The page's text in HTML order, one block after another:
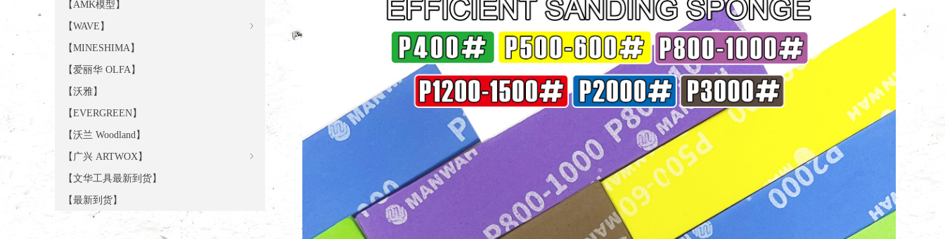
【AMK模型】
ꁇ
【WAVE】
【MINESHIMA】
【爱丽华 OLFA】
【沃雅】
【EVERGREEN】
【沃兰 Woodland】
ꁇ
【广兴 ARTWOX】
【文华工具最新到货】
【最新到货】